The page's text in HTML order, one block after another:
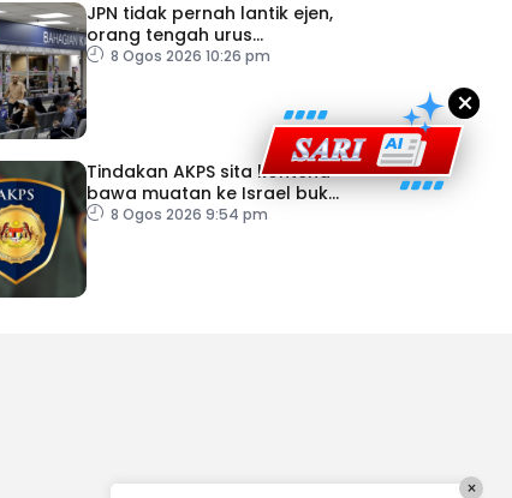
JPN tidak pernah lantik ejen,
orang tengah urus
dokumentasi
8 Ogos 2026 10:26 pm
Tindakan AKPS sita kontena
bawa muatan ke Israel bukti
ketegasan Malaysia
8 Ogos 2026 9:54 pm
×
×